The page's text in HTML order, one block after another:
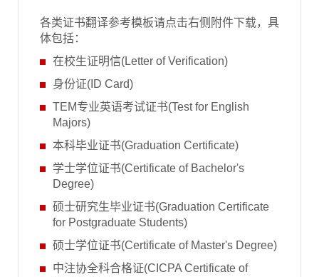
各类证书翻译参考模板请点击右侧附件下载，具
体包括：
在校生证明信(Letter of Verification)
身份证(ID Card)
TEM专业英语考试证书(Test for English
Majors)
本科毕业证书(Graduation Certificate)
学士学位证书(Certificate of Bachelor's
Degree)
硕士研究生毕业证书(Graduation Certificate
for Postgraduate Students)
硕士学位证书(Certificate of Master's Degree)
中注协全科合格证(CICPA Certificate of